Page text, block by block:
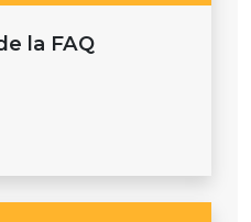
la FAQ